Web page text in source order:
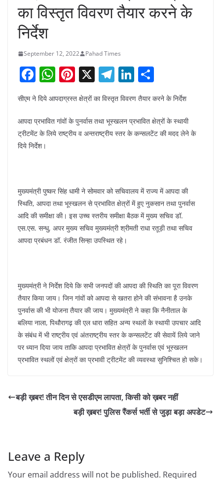
का विस्तृत विवरण तैयार करने के
निर्देश
September 12, 2022 Pahad Times
F
a
c
e
b
o
k
W
at
s
A
Pi
nt
er
e
st
X T
el
e
gr
a
Li
n
k
e
dI
h
ar
e
सीएम ने दिये आपदाग्रस्त क्षेत्रों का विस्तृत विवरण तैयार करने के निर्देश
आपदा प्रभावित गांवों के पुनर्वास तथा भूस्खलन प्रभावित क्षेत्रों के स्थायी
ट्रीटमेंट के लिये राष्ट्रीय व अन्तराष्ट्रीय स्तर के कन्सलटेंट की मदद लेने के
दिये निर्देश।
मुख्यमंत्री पुष्कर सिंह धामी ने सोमवार को सचिवालय में राज्य में आपदा की
स्थिति, आपदा तथा भूस्खलन से प्रभावित क्षेत्रों में हुए नुकसान तथा पुनर्वास
आदि की समीक्षा की। इस उच्च स्तरीय समीक्षा बैठक में मुख्य सचिव डॉ.
एस.एस. सन्धु, अपर मुख्य सचिव मुख्यमंत्री श्रीमती राधा रतूड़ी तथा सचिव
आपदा प्रबंधन डॉ. रंजीत सिन्हा उपस्थित रहे।
मुख्यमंत्री ने निर्देश दिये कि सभी जनपदों की आपदा की स्थिति का पूरा विवरण
तैयार किया जाय। जिन गांवों को आपदा से खतरा होने की संभावना है उनके
पुनर्वास की भी योजना तैयार की जाय। मुख्यमंत्री ने कहा कि नैनीताल के
बलिया नाला, पिथौरागढ़ की एल धारा सहित अन्य स्थलों के स्थायी उपचार आदि
के संबंध में भी राष्ट्रीय एवं अंतराष्ट्रीय स्तर के कन्सलटेंट की सेवायें लिये जाने
पर ध्यान दिया जाय ताकि आपदा प्रभावित क्षेत्रों के पुनर्वास एवं भूस्खलन
प्रभावित स्थलों एवं क्षेत्रों का प्रभावी ट्रीटमेंट की व्यवस्था सुनिश्चित हो सके।
बड़ी ख़बर! तीन दिन से एसडीएम लापता, किसी को ख़बर नहीं
बड़ी ख़बर! पुलिस रैंकर्स भर्ती से जुड़ा बड़ा अपडेट
Leave a Reply
Your email address will not be published. Required